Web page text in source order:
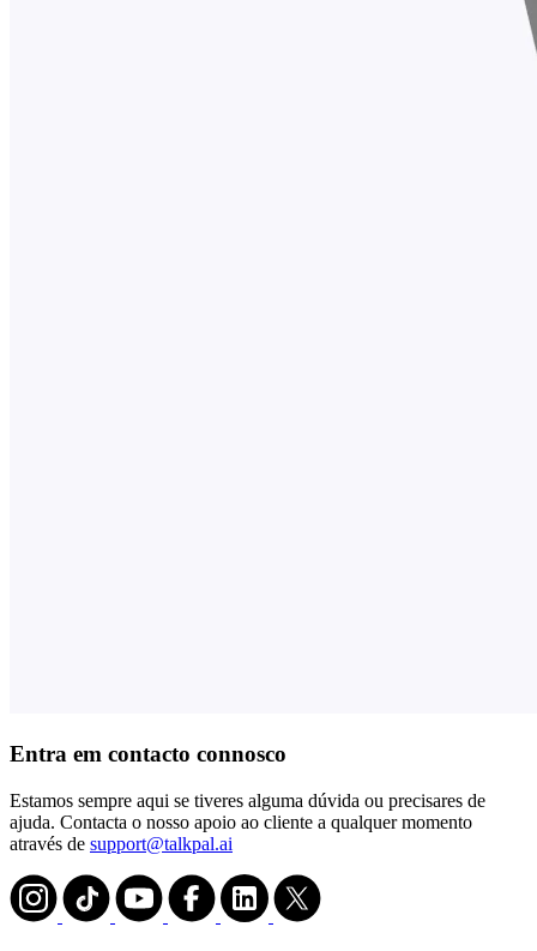
Entra em contacto connosco
Estamos sempre aqui se tiveres alguma dúvida ou precisares de
ajuda. Contacta o nosso apoio ao cliente a qualquer momento
através de support@talkpal.ai